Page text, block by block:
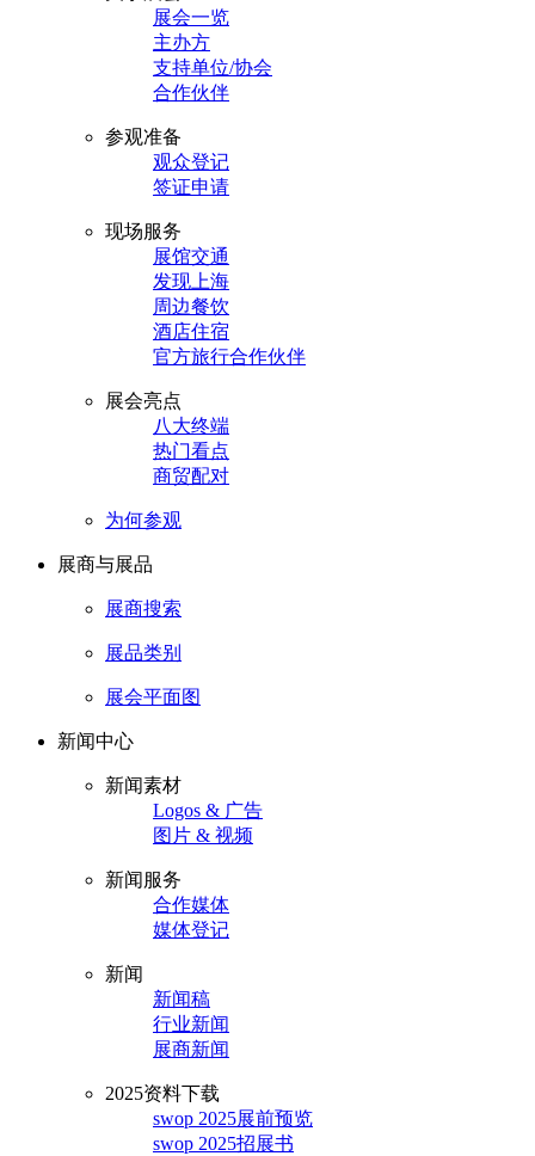
展会一览
主办方
支持单位/协会
合作伙伴
参观准备
观众登记
签证申请
现场服务
展馆交通
发现上海
周边餐饮
酒店住宿
官方旅行合作伙伴
展会亮点
八大终端
热门看点
商贸配对
为何参观
展商与展品
展商搜索
展品类别
展会平面图
新闻中心
新闻素材
Logos & 广告
图片 & 视频
新闻服务
合作媒体
媒体登记
新闻
新闻稿
行业新闻
展商新闻
2025资料下载
swop 2025展前预览
swop 2025招展书